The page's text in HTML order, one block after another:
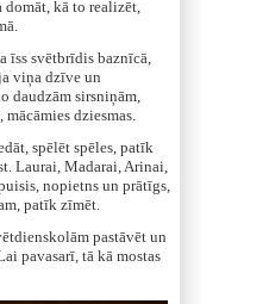
domāt, kā to realizēt,
īss svētbrīdis baznīcā,
viņa dzīve un
daudzām sirsniņām,
dziesmas.
spēlēt spēles, patīk
Laurai, Madarai, Arinai,
nopietns un prātīgs,
patīk zīmēt.
pastāvēt un
pavasarī, tā kā mostas